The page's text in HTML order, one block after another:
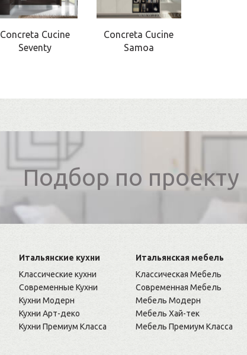
Concreta Cucine
Seventy
Concreta Cucine
Samoa
Подбор по проекту
Итальянские кухни
Классические кухни
Современные Кухни
Кухни Модерн
Кухни Арт-деко
Кухни Премиум Класса
Итальянская мебель
Классическая Мебель
Современная Мебель
Мебель Модерн
Мебель Хай-тек
Мебель Премиум Класса